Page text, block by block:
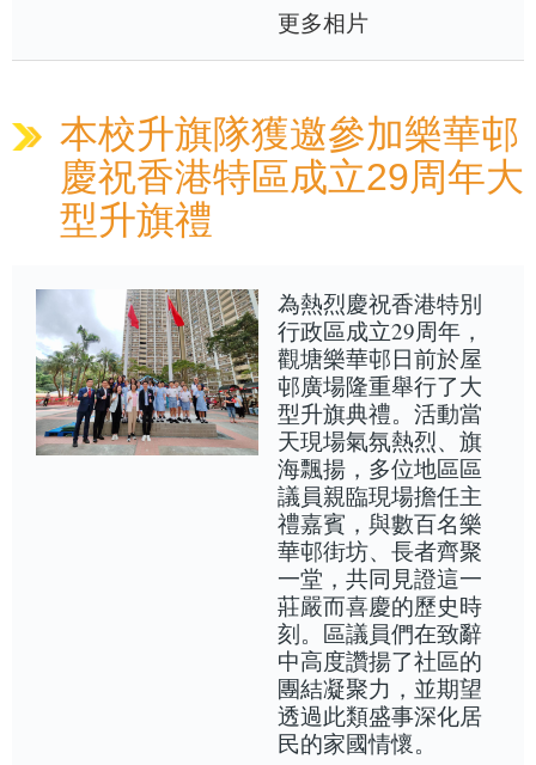
更多相片
本校升旗隊獲邀參加樂華邨
慶祝香港特區成立29周年大
型升旗禮
為熱烈慶祝香港特別
行政區成立29周年，
觀塘樂華邨日前於屋
邨廣場隆重舉行了大
型升旗典禮。活動當
天現場氣氛熱烈、旗
海飄揚，多位地區區
議員親臨現場擔任主
禮嘉賓，與數百名樂
華邨街坊、長者齊聚
一堂，共同見證這一
莊嚴而喜慶的歷史時
刻。區議員們在致辭
中高度讚揚了社區的
團結凝聚力，並期望
透過此類盛事深化居
民的家國情懷。